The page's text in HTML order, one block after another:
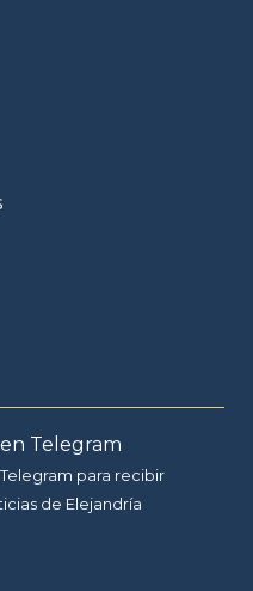
Telegram
para recibir
de Elejandría